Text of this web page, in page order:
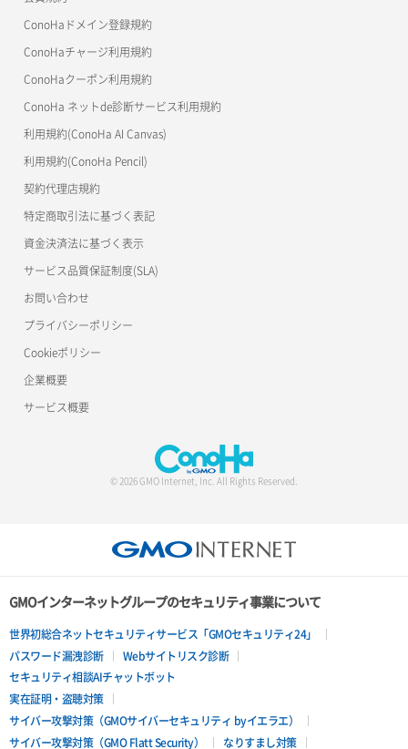
美雲このは徹底ガイド
ConoHaドメイン登録規約
ConoHaチャージ利用規約
ConoHaクーポン利用規約
ConoHa ネットde診断サービス利用規約
利用規約(ConoHa AI Canvas)
利用規約(ConoHa Pencil)
契約代理店規約
特定商取引法に基づく表記
資金決済法に基づく表示
サービス品質保証制度(SLA)
お問い合わせ
プライバシーポリシー
Cookieポリシー
企業概要
サービス概要
© 2026 GMO Internet, Inc. All Rights Reserved.
GMOインターネットグループのセキュリティ事業について
世界初総合ネットセキュリティサービス「GMOセキュリティ24」
パスワード漏洩診断
Webサイトリスク診断
セキュリティ相談AIチャットボット
実在証明・盗聴対策
サイバー攻撃対策（GMOサイバーセキュリティ byイエラエ）
サイバー攻撃対策（GMO Flatt Security）
なりすまし対策